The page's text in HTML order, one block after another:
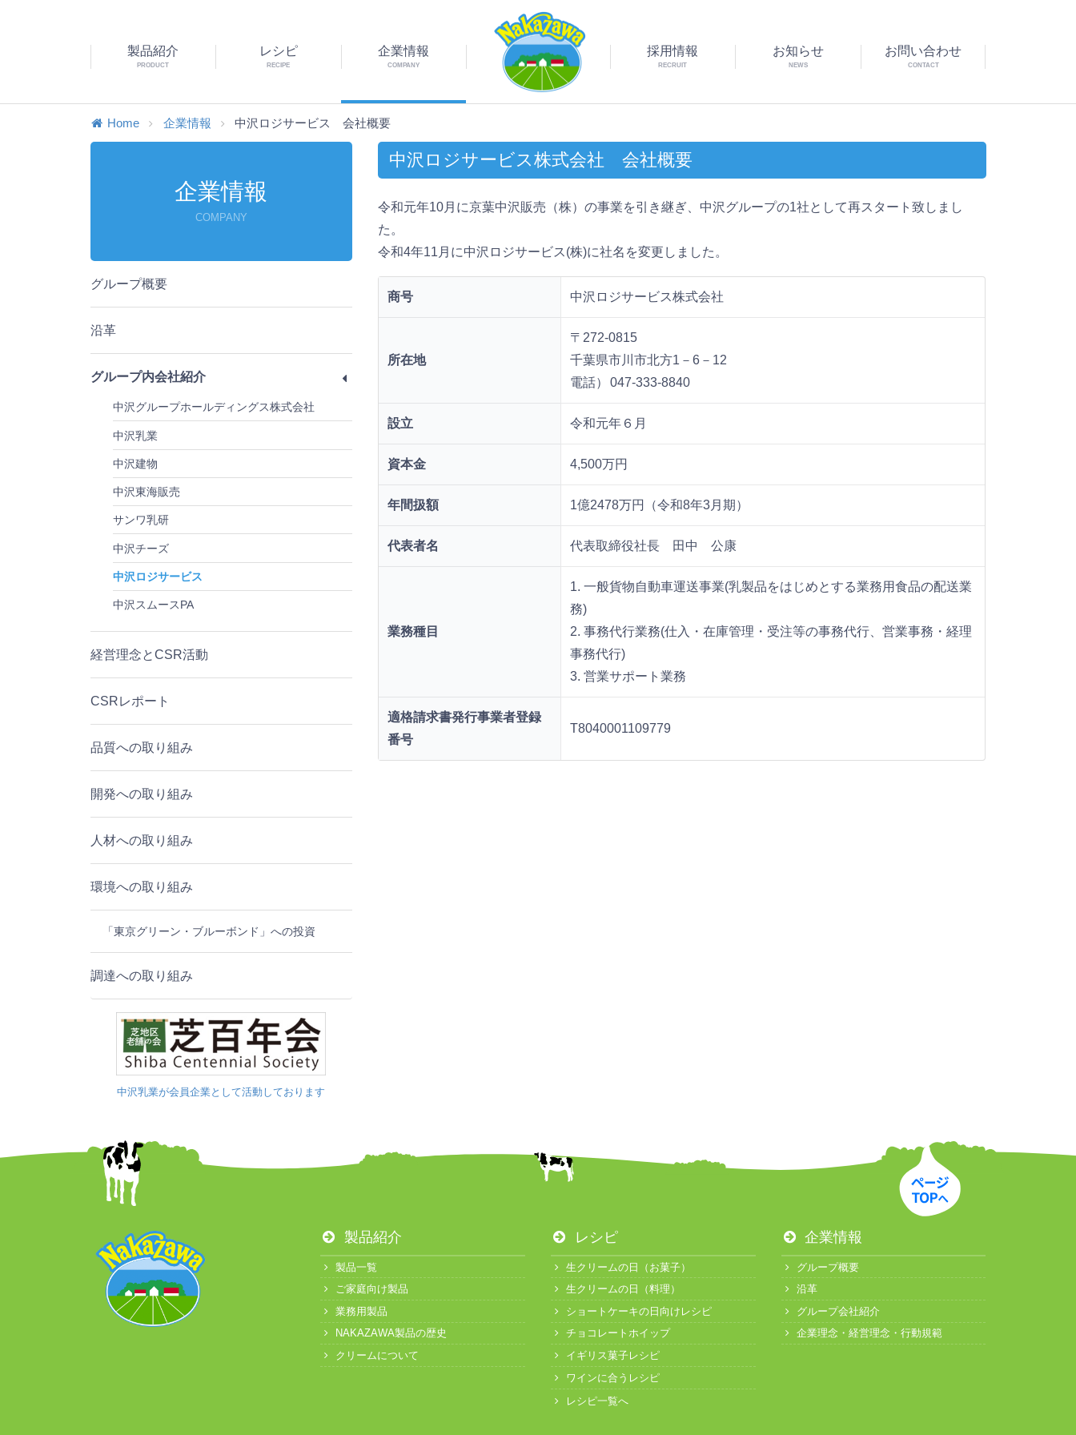
製品紹介
PRODUCT
レシピ
RECIPE
企業情報
COMPANY
採用情報
RECRUIT
お知らせ
NEWS
お問い合わせ
CONTACT
Home 企業情報 中沢ロジサービス 会社概要
企業情報
COMPANY
グループ概要
沿革
グループ内会社紹介
中沢グループホールディングス株式会社
中沢乳業
中沢建物
中沢東海販売
サンワ乳研
中沢チーズ
中沢ロジサービス
中沢スムースPA
経営理念とCSR活動
CSRレポート
品質への取り組み
開発への取り組み
人材への取り組み
環境への取り組み
「東京グリーン・ブルーボンド」への投資
調達への取り組み
中沢乳業が会員企業として活動しております
中沢ロジサービス株式会社 会社概要
令和元年10月に京葉中沢販売（株）の事業を引き継ぎ、中沢グループの1社として再スタート致しまし
た。
令和4年11月に中沢ロジサービス(株)に社名を変更しました。
商号 中沢ロジサービス株式会社
所在地
〒272-0815
千葉県市川市北方1－6－12
電話）
047-333-8840
設立 令和元年６月
資本金 4,500万円
年間扱額 1億2478万円（令和8年3月期）
代表者名 代表取締役社長 田中 公康
業務種目
1. 一般貨物自動車運送事業(乳製品をはじめとする業務用食品の配送業
務)
2. 事務代行業務(仕入・在庫管理・受注等の事務代行、営業事務・経理
事務代行)
3. 営業サポート業務
適格請求書発行事業者登録
番号
T8040001109779
製品紹介
製品一覧
ご家庭向け製品
業務用製品
NAKAZAWA製品の歴史
クリームについて
レシピ
生クリームの日（お菓子）
生クリームの日（料理）
ショートケーキの日向けレシピ
チョコレートホイップ
イギリス菓子レシピ
ワインに合うレシピ
レシピ一覧へ
企業情報
グループ概要
沿革
グループ会社紹介
企業理念・経営理念・行動規範